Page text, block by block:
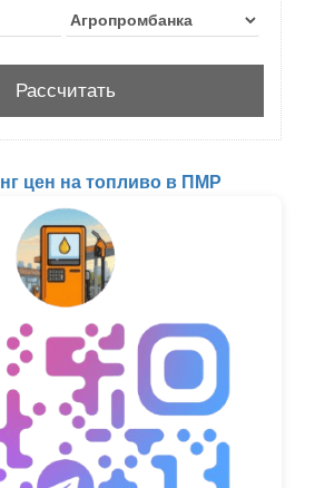
цен на топливо в ПМР